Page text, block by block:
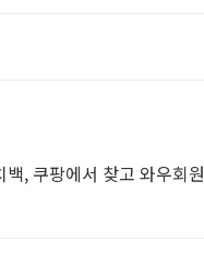
, 쿠팡에서 찾고 와우회원